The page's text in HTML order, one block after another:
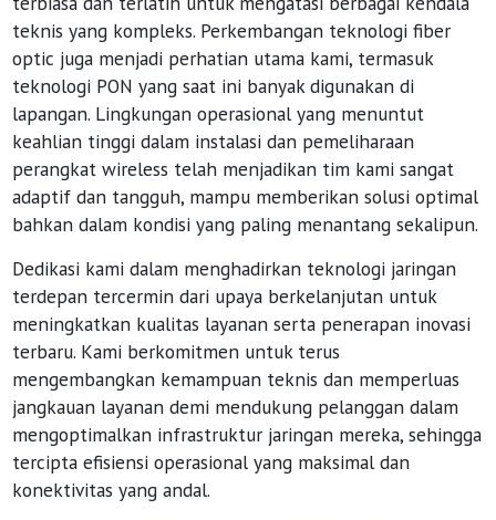
teknis yang kompleks. Perkembangan teknologi fiber
optic juga menjadi perhatian utama kami, termasuk
teknologi PON yang saat ini banyak digunakan di
lapangan. Lingkungan operasional yang menuntut
keahlian tinggi dalam instalasi dan pemeliharaan
perangkat wireless telah menjadikan tim kami sangat
adaptif dan tangguh, mampu memberikan solusi optimal
bahkan dalam kondisi yang paling menantang sekalipun.
Dedikasi kami dalam menghadirkan teknologi jaringan
terdepan tercermin dari upaya berkelanjutan untuk
meningkatkan kualitas layanan serta penerapan inovasi
terbaru. Kami berkomitmen untuk terus
mengembangkan kemampuan teknis dan memperluas
jangkauan layanan demi mendukung pelanggan dalam
mengoptimalkan infrastruktur jaringan mereka, sehingga
tercipta efisiensi operasional yang maksimal dan
konektivitas yang andal.